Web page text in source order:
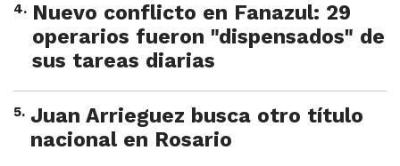
4. Nuevo conflicto en Fanazul: 29
operarios fueron "dispensados" de
sus tareas diarias
5. Juan Arrieguez busca otro título
nacional en Rosario